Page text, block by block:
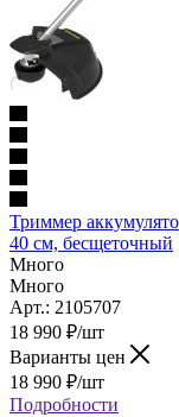
Триммер
40 см, бесщеточный
Много
Много
Арт.: 2105707
18 990 ₽/шт
Варианты цен
18 990 ₽/шт
Подробности